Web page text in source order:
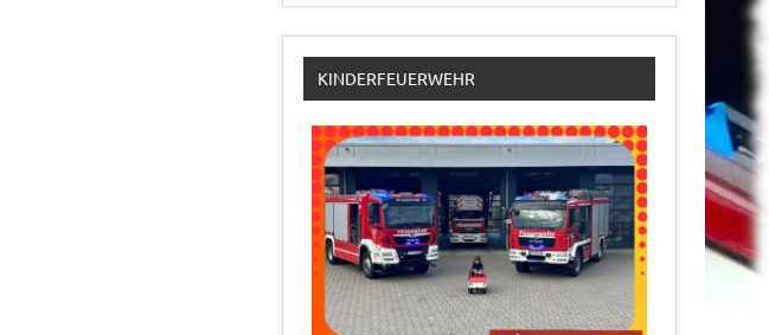
KINDERFEUERWEHR